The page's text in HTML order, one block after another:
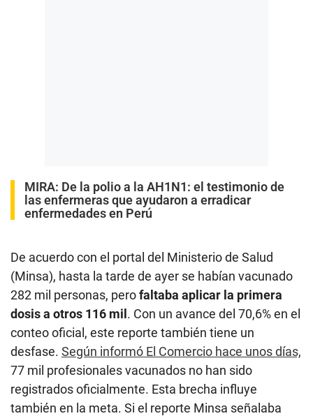
MIRA: De la polio a la AH1N1: el testimonio de
las enfermeras que ayudaron a erradicar
enfermedades en Perú
De acuerdo con el portal del Ministerio de Salud
(Minsa), hasta la tarde de ayer se habían vacunado
282 mil personas, perofaltaba aplicar la primera
dosis a otros 116 mil. Con un avance del 70,6% en el
conteo oficial, este reporte también tiene un
desfase. Según informó El Comercio hace unos días,
77 mil profesionales vacunados no han sido
registrados oficialmente. Esta brecha influye
también en la meta. Si el reporte Minsa señalaba